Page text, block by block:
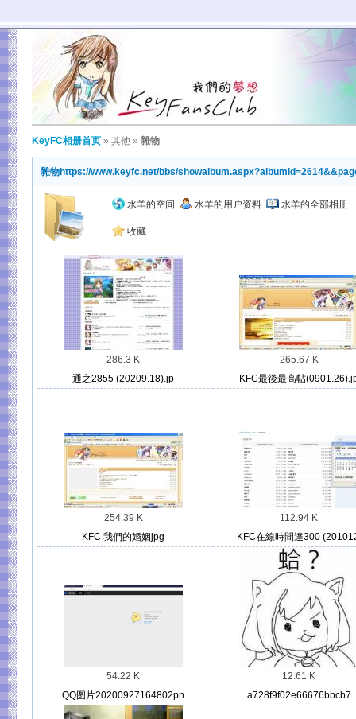
KeyFC相册首页 » 其他 » 雜物
雜物https://www.keyfc.net/bbs/
水羊的空间 水羊的用户资料 水羊的全部相册
收藏
286.3 K
通之2855 (20209.18).jp
265.67 K
KFC最後最高帖
254.39 K
KFC 我們的婚姻jpg
112.94 K
KFC在線時間達300
54.22 K
QQ图片20200927164802pn
12.61 K
a728f9f02e66676bbcb7